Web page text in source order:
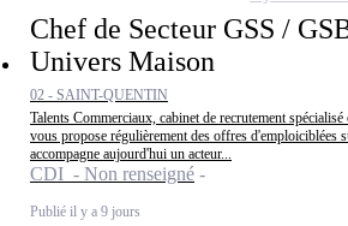
Chef de Secteur GSS /
Univers Maison
02 - SAINT-QUENTIN
Talents Commerciaux, cabinet de recrutement
vous propose régulièrement des offres d'emploiciblées
accompagne aujourd'hui un acteur...
CDI - Non renseigné
Publié il y a 9 jours